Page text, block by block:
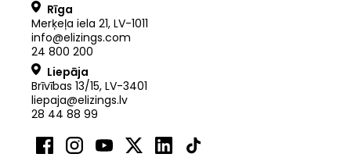
Rīga
Merķeļa iela 21, LV-1011
info@elizings.com
24 800 200
Liepāja
Brīvības 13/15, LV-3401
liepaja@elizings.lv
28 44 88 99